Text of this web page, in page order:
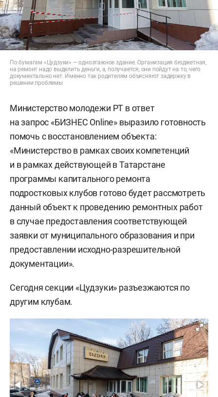
По бумагам «Цудзуки» — одноэтажное здание. Организация бюджетная,
на ремонт надо выделить деньги, а, получается, они пойдут на то, чего
документально нет. Именно так родителям объясняют задержку в
решении проблемы
Министерство молодежи РТ в ответ
на запрос «БИЗНЕС Online» выразило готовность
помочь с восстановлением объекта:
«Министерство в рамках своих компетенций
и в рамках действующей в Татарстане
программы капитального ремонта
подростковых клубов готово будет рассмотреть
данный объект к проведению ремонтных работ
в случае предоставления соответствующей
заявки от муниципального образования и при
предоставлении исходно-разрешительной
документации».
Сегодня секции «Цудзуки» разъезжаются по
другим клубам.